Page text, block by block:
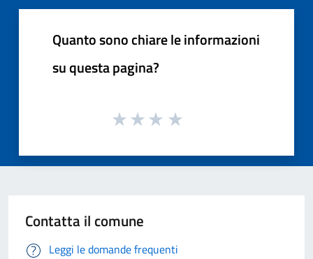
Quanto sono chiare le informazioni
su questa pagina?
Contatta il comune
Leggi le domande frequenti